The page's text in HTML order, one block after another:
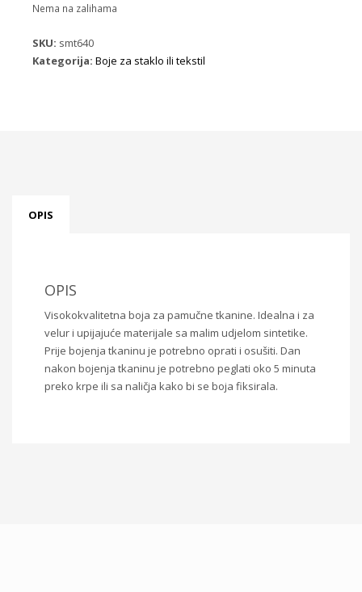
Nema na zalihama
SKU: smt640
Kategorija: Boje za staklo ili tekstil
OPIS
OPIS
Visokokvalitetna boja za pamučne tkanine. Idealna i za
velur i upijajuće materijale sa malim udjelom sintetike.
Prije bojenja tkaninu je potrebno oprati i osušiti. Dan
nakon bojenja tkaninu je potrebno peglati oko 5 minuta
preko krpe ili sa naličja kako bi se boja fiksirala.